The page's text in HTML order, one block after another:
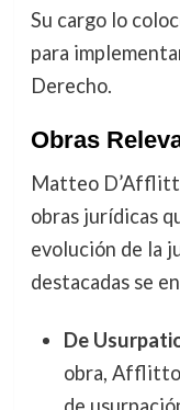
Su cargo lo
para
Derecho.
Obras
Matteo
obras jurídicas
evolución de la
destacadas se
De
obra,